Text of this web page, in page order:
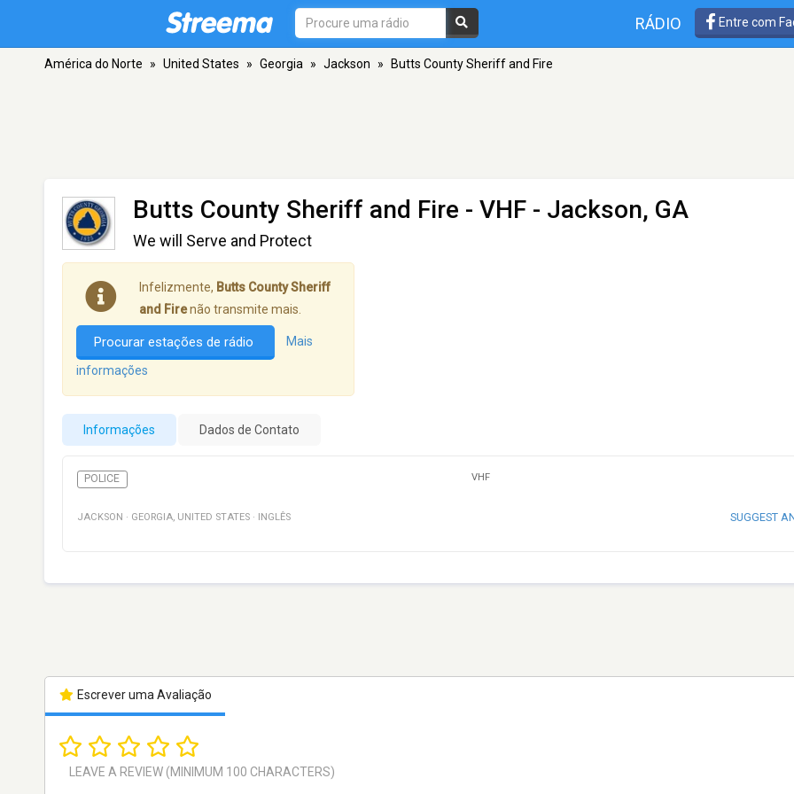
RÁDIO Entre com
América do Norte » United States » Georgia » Jackson » Butts County Sheriff and Fire
Butts County Sheriff and Fire - VHF - Jackson, GA
We will Serve and Protect
Infelizmente, Butts County Sheriff
and Firenão transmite mais.
Procurar estações de rádio Mais
informações
Informações Dados de Contato
POLICE VHF
JACKSON · GEORGIA, UNITED STATES · INGLÊS SUGGEST
Escrever uma Avaliação